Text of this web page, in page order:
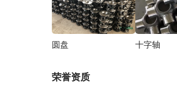
圆盘 十字轴
荣誉资质